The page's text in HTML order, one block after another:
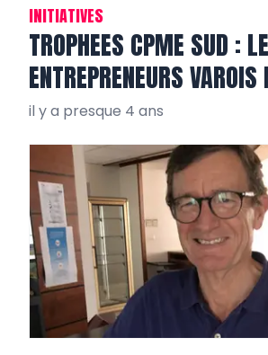
INITIATIVES
TROPHEES CPME SUD :
ENTREPRENEURS
VALEUR
il y a presque 4 ans